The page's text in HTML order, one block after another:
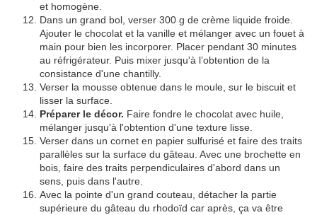
et homogène.
Dans un grand bol, verser 300 g de crème liquide froide.
Ajouter le chocolat et la vanille et mélanger avec un fouet à
main pour bien les incorporer. Placer pendant 30 minutes
au réfrigérateur. Puis mixer jusqu'à l’obtention de la
consistance d'une chantilly.
Verser la mousse obtenue dans le moule, sur le biscuit et
lisser la surface.
Préparer le décor. Faire fondre le chocolat avec huile,
mélanger jusqu'à l'obtention d'une texture lisse.
Verser dans un cornet en papier sulfurisé et faire des traits
parallèles sur la surface du gâteau. Avec une brochette en
bois, faire des traits perpendiculaires d'abord dans un
sens, puis dans l'autre.
Avec la pointe d'un grand couteau, détacher la partie
supérieure du gâteau du rhodoïd car après, ça va être